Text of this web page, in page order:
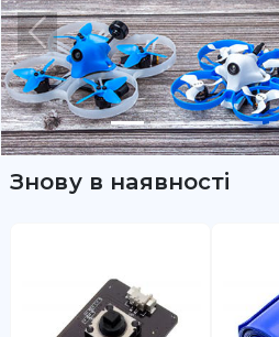
Previous
Знову в наявності